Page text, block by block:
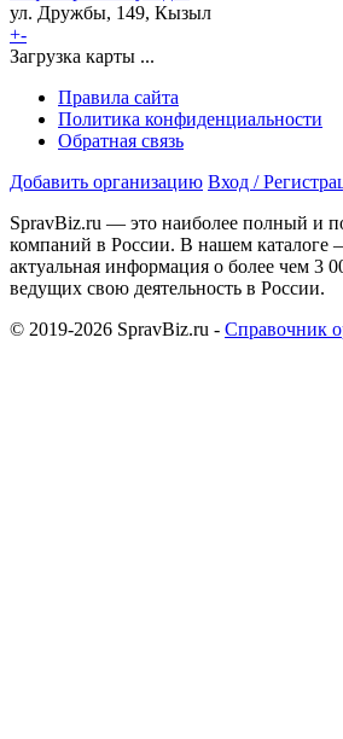
ул. Дружбы, 149, Кызыл
+-
Загрузка карты ...
Правила сайта
Политика конфиденциальности
Обратная связь
Добавить организацию Вход /
SpravBiz.ru — это наиболее полный и
компаний в России. В нашем каталоге
актуальная информация о более чем 3
ведущих свою деятельность в России.
© 2019-2026 SpravBiz.ru - Справочник